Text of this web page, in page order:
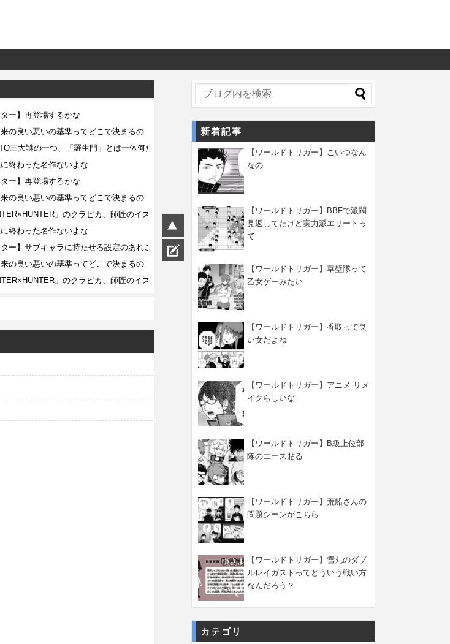
新着記事
【ワールドトリガー】こいつなん
なの
【ワールドトリガー】BBFで派閥
見返してたけど実力派エリートっ
て
【ワールドトリガー】草壁隊って
乙女ゲーみたい
【ワールドトリガー】香取って良
い女だよね
【ワールドトリガー】アニメ リメ
イクらしいな
【ワールドトリガー】B級上位部
隊のエース貼る
【ワールドトリガー】荒船さんの
問題シーンがこちら
【ワールドトリガー】雪丸のダブ
ルレイガストってどういう戦い方
なんだろう？
カテゴリ